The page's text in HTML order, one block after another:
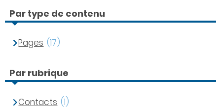
Par type de contenu
Pages (17)
Par rubrique
Contacts (1)